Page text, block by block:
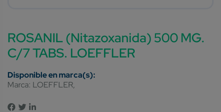
ROSANIL (Nitazoxanida) 500 MG.
C/7 TABS. LOEFFLER
Marca: LOEFFLER